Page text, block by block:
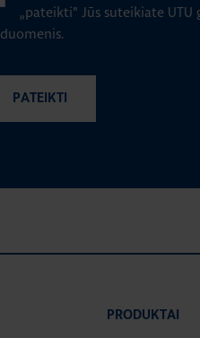
„pateikti" Jūs suteikiate
duomenis.
PRODUKTAI